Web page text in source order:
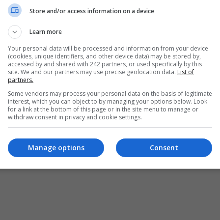
CONDIȚII DE UTILIZARE POLITICA
rezervate Diaspora Media Network S.R.L - Interzisă copierea conținutului
Store and/or access information on a device
Learn more
Your personal data will be processed and information from your device
(cookies, unique identifiers, and other device data) may be stored by,
accessed by and shared with 242 partners, or used specifically by this
site. We and our partners may use precise geolocation data. List of
partners.
Some vendors may process your personal data on the basis of legitimate
interest, which you can object to by managing your options below. Look
for a link at the bottom of this page or in the site menu to manage or
withdraw consent in privacy and cookie settings.
Consent
Manage options